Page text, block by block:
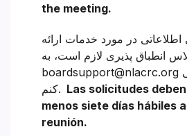
the meeting.
در مورد خدمات ارائه
انطباق پذیری لازم است، به
boardsupport@nlacrc.org حسادت می
کنم. Las solicitudes
menos siete días hábiles
reunión.